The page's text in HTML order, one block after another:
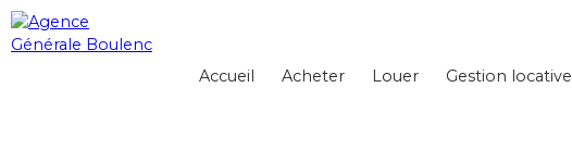
Accueil Acheter Louer Gestion locative